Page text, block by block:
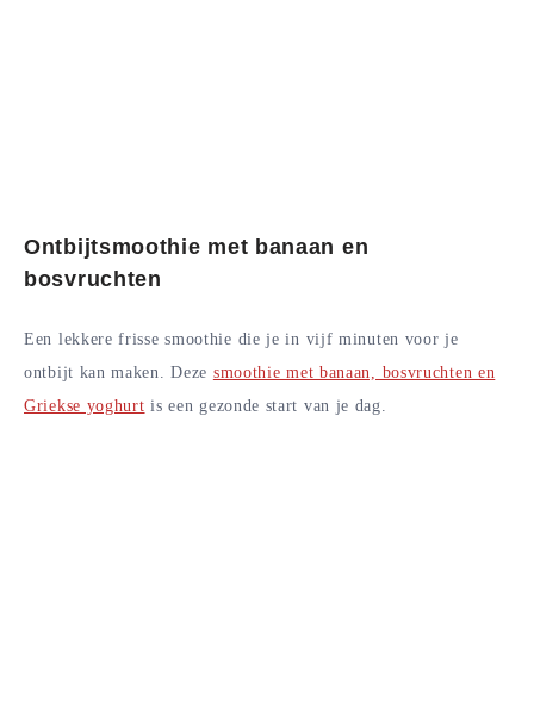
Ontbijtsmoothie met banaan en
bosvruchten
Een lekkere frisse smoothie die je in vijf minuten voor je
ontbijt kan maken. Deze smoothie met banaan, bosvruchten en
Griekse yoghurt is een gezonde start van je dag.